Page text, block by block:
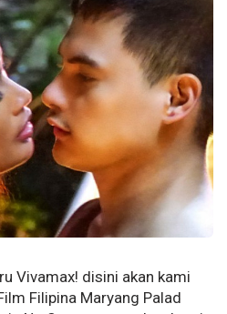
Vivamax! disini akan kami
Filipina Maryang Palad